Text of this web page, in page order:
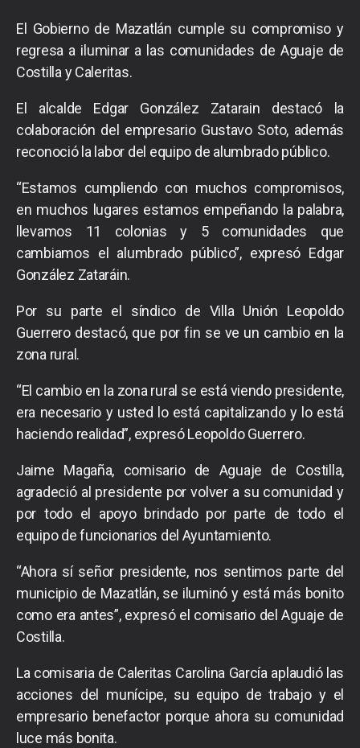
El Gobierno de Mazatlán cumple su compromiso y
regresa a iluminar a las comunidades de Aguaje de
Costilla y Caleritas.
El alcalde Edgar González Zatarain destacó la
colaboración del empresario Gustavo Soto, además
reconoció la labor del equipo de alumbrado público.
“Estamos cumpliendo con muchos compromisos,
en muchos lugares estamos empeñando la palabra,
llevamos 11 colonias y 5 comunidades que
cambiamos el alumbrado público”, expresó Edgar
González Zataráin.
Por su parte el síndico de Villa Unión Leopoldo
Guerrero destacó, que por fin se ve un cambio en la
zona rural.
“El cambio en la zona rural se está viendo presidente,
era necesario y usted lo está capitalizando y lo está
haciendo realidad”, expresó Leopoldo Guerrero.
Jaime Magaña, comisario de Aguaje de Costilla,
agradeció al presidente por volver a su comunidad y
por todo el apoyo brindado por parte de todo el
equipo de funcionarios del Ayuntamiento.
“Ahora sí señor presidente, nos sentimos parte del
municipio de Mazatlán, se iluminó y está más bonito
como era antes”, expresó el comisario del Aguaje de
Costilla.
La comisaria de Caleritas Carolina García aplaudió las
acciones del munícipe, su equipo de trabajo y el
empresario benefactor porque ahora su comunidad
luce más bonita.